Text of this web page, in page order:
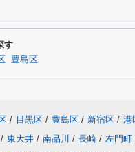
す
豊島区
/ 目黒区 / 豊島区 / 新宿区 / 港
/ 東大井 / 南品川 / 長崎 / 左門町